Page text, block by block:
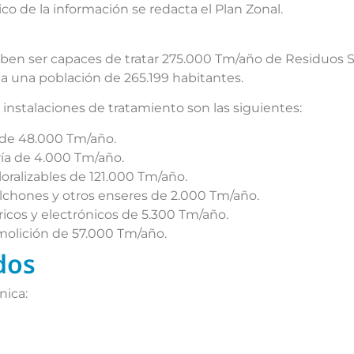
de la información se redacta el Plan Zonal.
ser capaces de tratar 275.000 Tm/año de Residuos
una población de 265.199 habitantes.
de tratamiento son las siguientes:
48.000 Tm/año.
de 4.000 Tm/año.
de 121.000 Tm/año.
y otros enseres de 2.000 Tm/año.
y electrónicos de 5.300 Tm/año.
de 57.000 Tm/año.